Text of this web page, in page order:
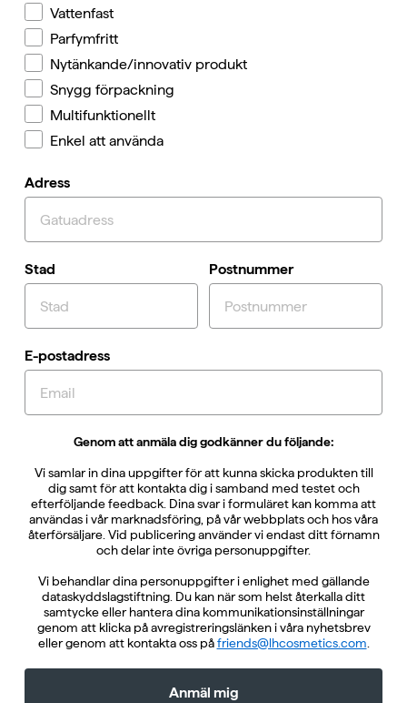
Vattenfast
Parfymfritt
Nytänkande/innovativ produkt
Snygg förpackning
Multifunktionellt
Enkel att använda
Adress
Stad Postnummer
E-postadress
Genom att anmäla dig godkänner du följande:
Vi samlar in dina uppgifter för att kunna skicka produkten till
dig samt för att kontakta dig i samband med testet och
efterföljande feedback. Dina svar i formuläret kan komma att
användas i vår marknadsföring, på vår webbplats och hos våra
återförsäljare. Vid publicering använder vi endast ditt förnamn
och delar inte övriga personuppgifter.
Vi behandlar dina personuppgifter i enlighet med gällande
dataskyddslagstiftning. Du kan när som helst återkalla ditt
samtycke eller hantera dina kommunikationsinställningar
genom att klicka på avregistreringslänken i våra nyhetsbrev
eller genom att kontakta oss påfriends@lhcosmetics.com.
Anmäl mig